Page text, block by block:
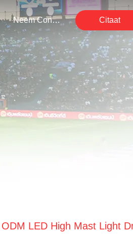
Neem Contact Met Ons Op Citaat
ODM LED High Mast Light